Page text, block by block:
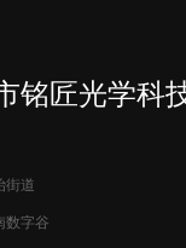
铭匠光学科
街道
数字谷